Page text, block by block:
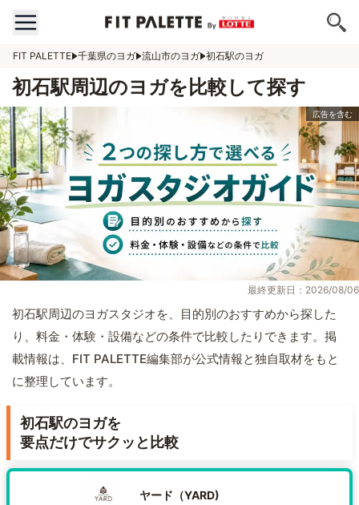
FIT PALETTE 千葉県のヨガ 流山市のヨガ 初石駅のヨガ
初石駅周辺のヨガを比較して探す
最終更新日：2026/08/06
初石駅周辺のヨガスタジオを、目的別のおすすめから探した
り、料金・体験・設備などの条件で比較したりできます。掲
載情報は、FIT PALETTE編集部が公式情報と独自取材をもと
に整理しています。
初石駅のヨガを
要点だけでサクッと比較
ヤード（YARD)